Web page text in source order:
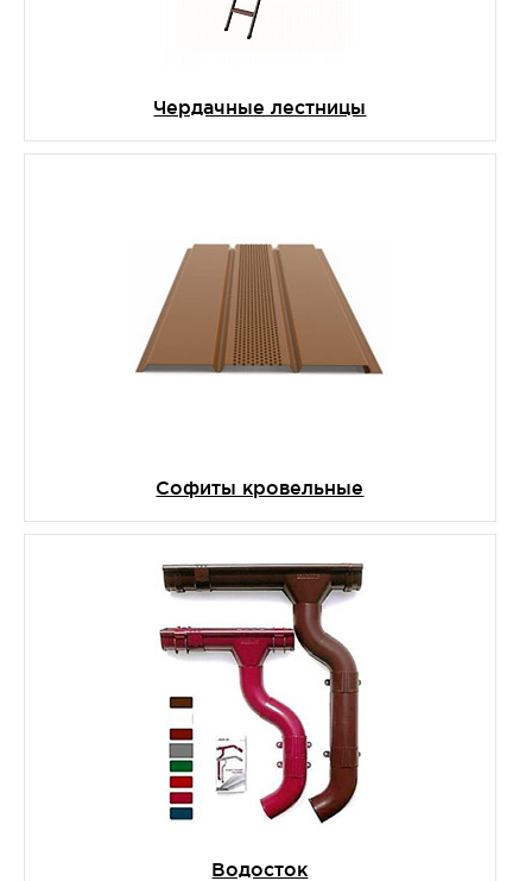
Чердачные лестницы
Софиты кровельные
Водосток